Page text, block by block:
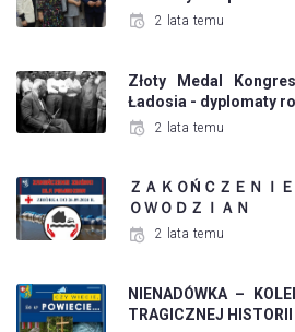
2 lata temu
Złoty Medal
Ładosia - dyplomaty
2 lata temu
ＺＡＫＯŃＣＺＥＮＩ
ＯＷＯＤＺＩＡＮ
2 lata temu
NIENADÓWKA –
TRAGICZNEJ